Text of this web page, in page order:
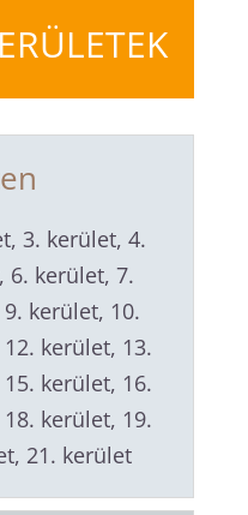
3. kerület, 4.
6. kerület, 7.
kerület, 10.
kerület, 13.
kerület, 16.
kerület, 19.
21. kerület